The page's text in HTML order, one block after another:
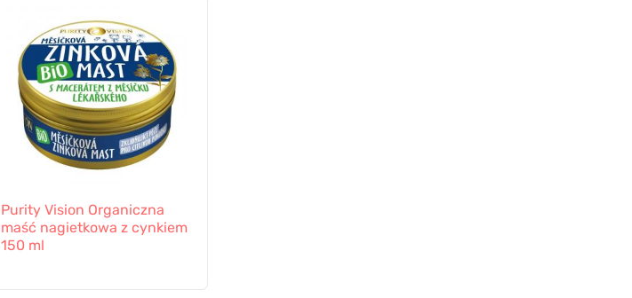
Purity Vision Organiczna
maść nagietkowa z cynkiem
150 ml